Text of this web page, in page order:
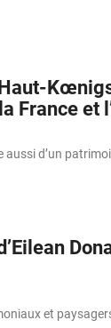
France et
d’un
et